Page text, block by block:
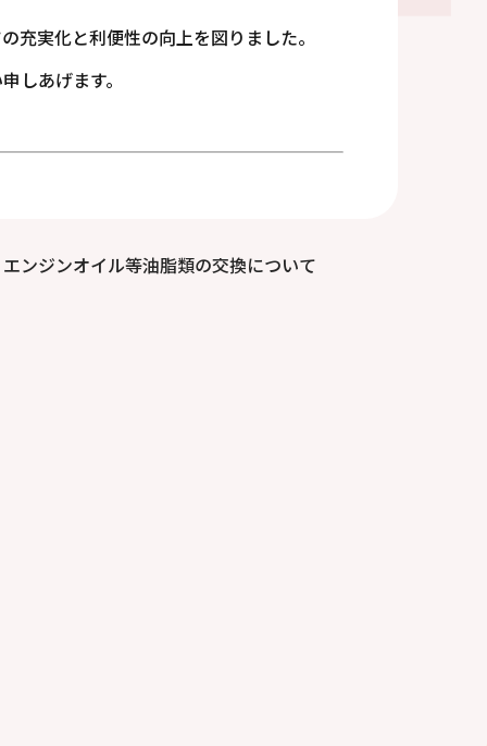
充実化と利便性の向上を図りました。
しあげます。
エンジンオイル等油脂類の交換について